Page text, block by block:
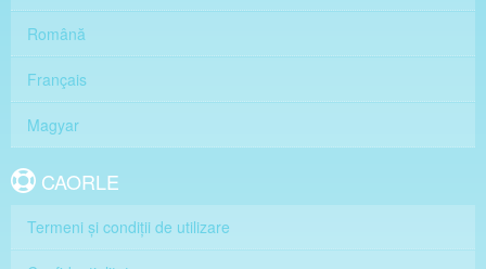
Română
Français
Magyar
CAORLE
Termeni și condiții de utilizare